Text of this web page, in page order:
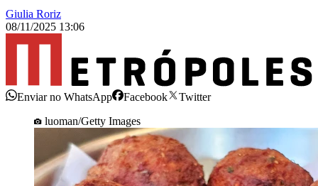
Giulia Roriz
08/11/2025 13:06
Enviar no WhatsApp Facebook
Twitter
luoman/Getty Images